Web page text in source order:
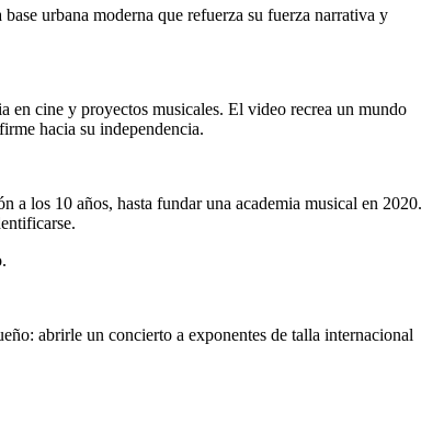
urbana moderna que refuerza su fuerza narrativa y
en cine y proyectos musicales. El video recrea un mundo
hacia su independencia.
a los 10 años, hasta fundar una academia musical en 2020.
abrirle un concierto a exponentes de talla internacional